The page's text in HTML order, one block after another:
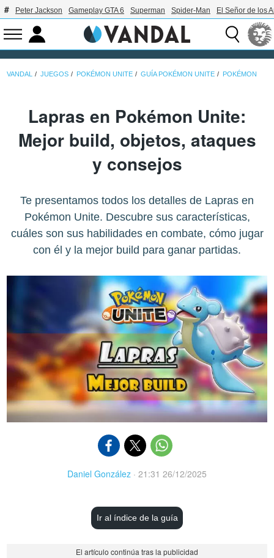
Peter Jackson Gameplay GTA 6 Superman Spider-Man El Señor de los
VANDAL JUEGOS POKÉMON UNITE GUÍA POKÉMON UNITE POKÉMON
Lapras en Pokémon Unite:
Mejor build, objetos, ataques
y consejos
Te presentamos todos los detalles de Lapras en
Pokémon Unite. Descubre sus características,
cuáles son sus habilidades en combate, cómo jugar
con él y la mejor build para ganar partidas.
Daniel González · 21:31 26/12/2025
Ir al índice de la guía